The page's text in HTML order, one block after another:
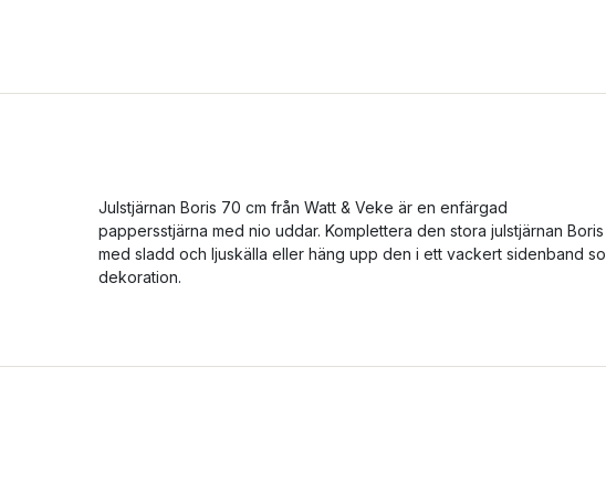
Julstjärnan Boris 70 cm från Watt & Veke är en enfärgad
pappersstjärna med nio uddar. Komplettera den stora julstjärnan Boris
med sladd och ljuskälla eller häng upp den i ett vackert sidenband
dekoration.